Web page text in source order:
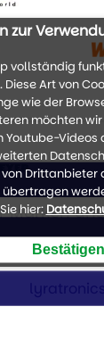
Marken
zur
vollständig
Diese Art von
wie der
möchten
Videos
Drittanbieter
hier: